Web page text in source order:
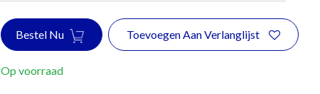
Bestel Nu Toevoegen Aan Verlanglijst
Op voorraad